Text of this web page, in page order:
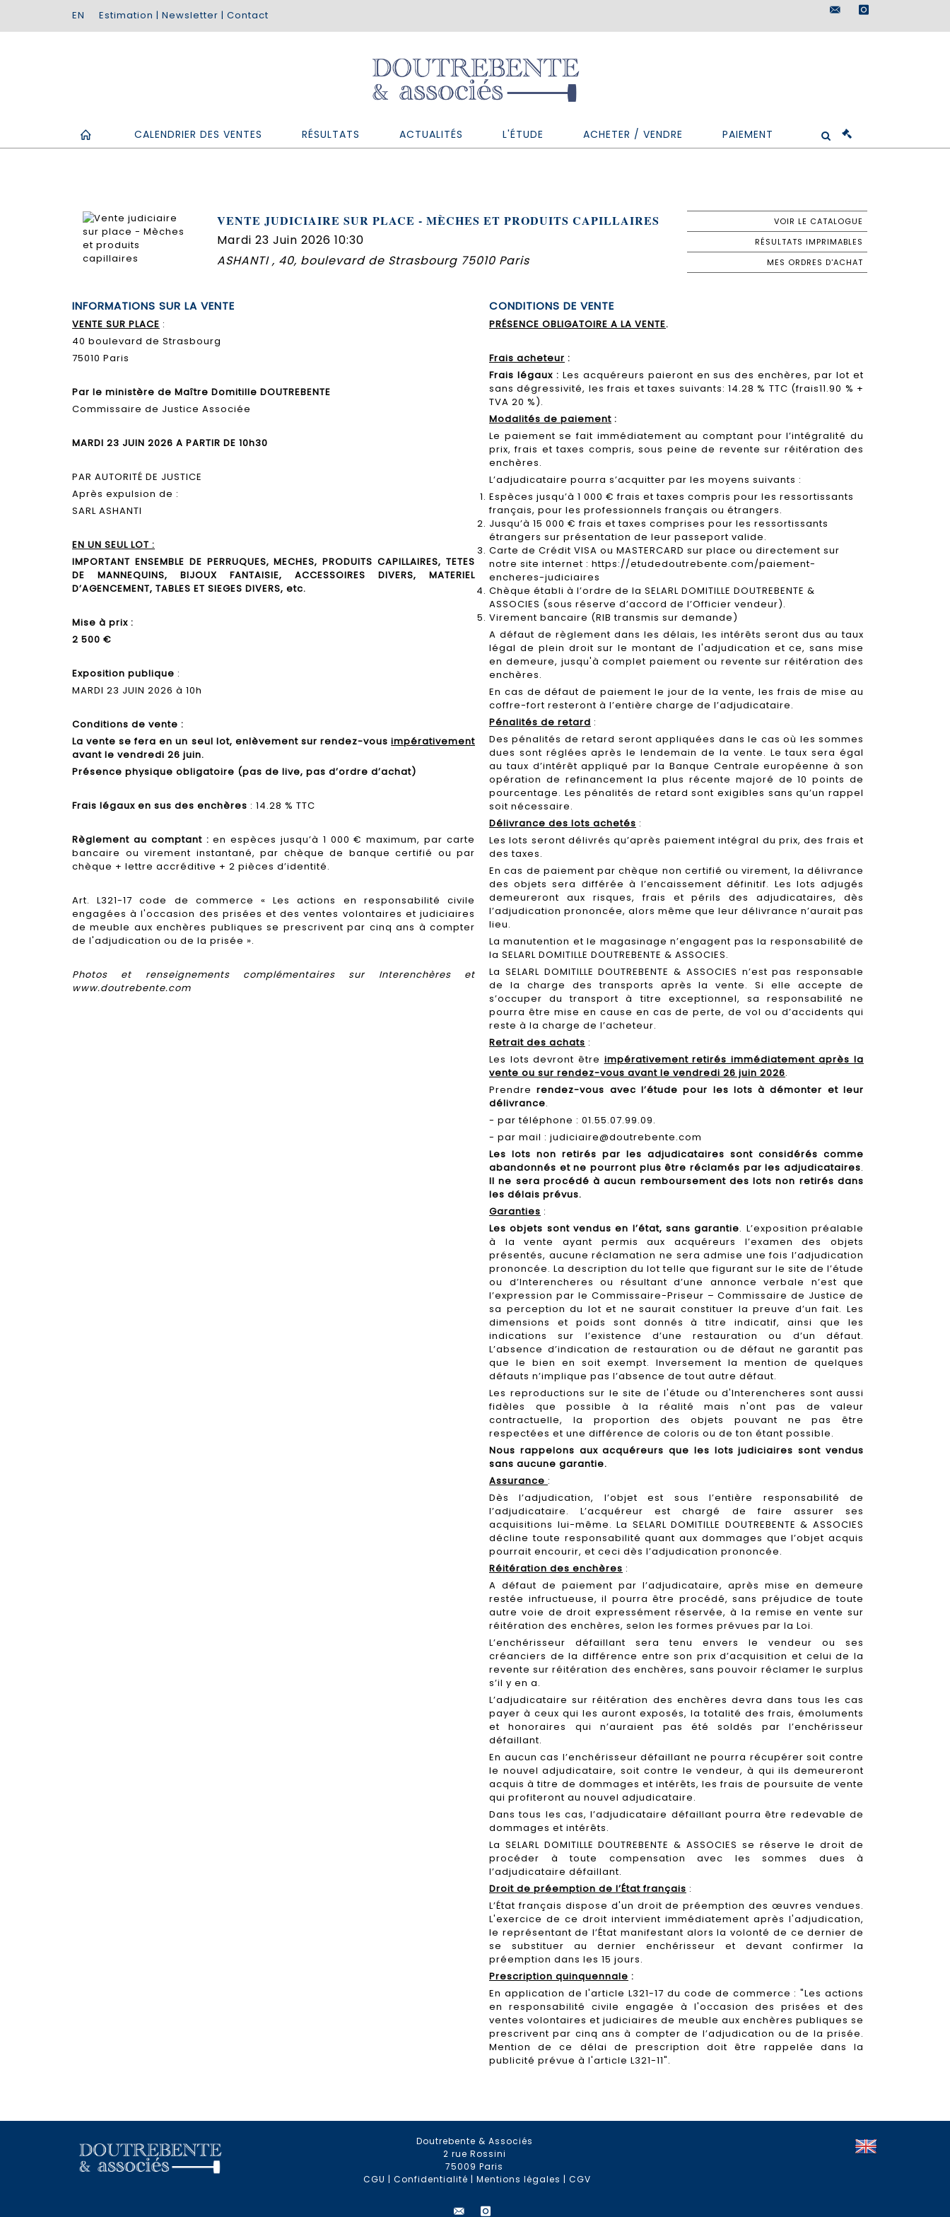
Estimation | Newsletter | Contact
instagram
CALENDRIER DES VENTES RÉSULTATS ACTUALITÉS L'ÉTUDE ACHETER / VENDRE PAIEMENT
VENTE JUDICIAIRE SUR PLACE - MÈCHES ET PRODUITS CAPILLAIRES
Mardi 23 Juin 2026 10:30
ASHANTI , 40, boulevard de Strasbourg 75010 Paris
VOIR LE CATALOGUE
RÉSULTATS IMPRIMABLES
MES ORDRES D'ACHAT
INFORMATIONS SUR LA VENTE
VENTE SUR PLACE :
40 boulevard de Strasbourg
75010 Paris
Par le ministère de Maître Domitille DOUTREBENTE
Commissaire de Justice Associée
MARDI 23 JUIN 2026 A PARTIR DE 10h30
PAR AUTORITÉ DE JUSTICE
Après expulsion de :
SARL ASHANTI
EN UN SEUL LOT :
IMPORTANT ENSEMBLE DE PERRUQUES, MECHES, PRODUITS CAPILLAIRES, TETES
DE MANNEQUINS, BIJOUX FANTAISIE, ACCESSOIRES DIVERS, MATERIEL
D’AGENCEMENT, TABLES ET SIEGES DIVERS, etc.
Mise à prix :
2 500 €
Exposition publique :
MARDI 23 JUIN 2026 à 10h
Conditions de vente :
La vente se fera en un seul lot, enlèvement sur rendez-vous impérativement
avant le vendredi 26 juin.
Présence physique obligatoire (pas de live, pas d’ordre d’achat)
Frais légaux en sus des enchères : 14.28 % TTC
Règlement au comptant : en espèces jusqu’à 1 000 € maximum, par carte
bancaire ou virement instantané, par chèque de banque certifié ou par
chèque + lettre accréditive + 2 pièces d’identité.
Art. L321-17 code de commerce « Les actions en responsabilité civile
engagées à l'occasion des prisées et des ventes volontaires et judiciaires
de meuble aux enchères publiques se prescrivent par cinq ans à compter
de l'adjudication ou de la prisée ».
Photos et renseignements complémentaires sur Interenchères et
www.doutrebente.com
CONDITIONS DE VENTE
PRÉSENCE OBLIGATOIRE A LA VENTE.
Frais acheteur :
Frais légaux : Les acquéreurs paieront en sus des enchères, par lot et
sans dégressivité, les frais et taxes suivants: 14.28 % TTC (frais11.90 % +
TVA 20 %).
Modalités de paiement :
Le paiement se fait immédiatement au comptant pour l’intégralité du
prix, frais et taxes compris, sous peine de revente sur réitération des
enchères.
L’adjudicataire pourra s’acquitter par les moyens suivants :
Espèces jusqu’à 1 000 € frais et taxes compris pour les ressortissants
français, pour les professionnels français ou étrangers.
Jusqu’à 15 000 € frais et taxes comprises pour les ressortissants
étrangers sur présentation de leur passeport valide.
Carte de Crédit VISA ou MASTERCARD sur place ou directement sur
notre site internet : https://etudedoutrebente.com/paiement-
encheres-judiciaires
Chèque établi à l’ordre de la SELARL DOMITILLE DOUTREBENTE &
ASSOCIES (sous réserve d’accord de l’Officier vendeur).
Virement bancaire (RIB transmis sur demande)
A défaut de règlement dans les délais, les intérêts seront dus au taux
légal de plein droit sur le montant de l'adjudication et ce, sans mise
en demeure, jusqu'à complet paiement ou revente sur réitération des
enchères.
En cas de défaut de paiement le jour de la vente, les frais de mise au
coffre-fort resteront à l’entière charge de l’adjudicataire.
Pénalités de retard :
Des pénalités de retard seront appliquées dans le cas où les sommes
dues sont réglées après le lendemain de la vente. Le taux sera égal
au taux d’intérêt appliqué par la Banque Centrale européenne à son
opération de refinancement la plus récente majoré de 10 points de
pourcentage. Les pénalités de retard sont exigibles sans qu’un rappel
soit nécessaire.
Délivrance des lots achetés :
Les lots seront délivrés qu’après paiement intégral du prix, des frais et
des taxes.
En cas de paiement par chèque non certifié ou virement, la délivrance
des objets sera différée à l’encaissement définitif. Les lots adjugés
demeureront aux risques, frais et périls des adjudicataires, dès
l’adjudication prononcée, alors même que leur délivrance n’aurait pas
lieu.
La manutention et le magasinage n’engagent pas la responsabilité de
la SELARL DOMITILLE DOUTREBENTE & ASSOCIES.
La SELARL DOMITILLE DOUTREBENTE & ASSOCIES n’est pas responsable
de la charge des transports après la vente. Si elle accepte de
s’occuper du transport à titre exceptionnel, sa responsabilité ne
pourra être mise en cause en cas de perte, de vol ou d’accidents qui
reste à la charge de l’acheteur.
Retrait des achats :
Les lots devront être impérativement retirés immédiatement après la
vente ou sur rendez-vous avant le vendredi 26 juin 2026.
Prendrerendez-vous avec l’étude pour les lots à démonter et leur
délivrance.
- par téléphone : 01.55.07.99.09.
- par mail : judiciaire@doutrebente.com
Les lots non retirés par les adjudicataires sont considérés comme
abandonnés et ne pourront plus être réclamés par les adjudicataires.
Il ne sera procédé à aucun remboursement des lots non retirés dans
les délais prévus.
Garanties :
Les objets sont vendus en l’état, sans garantie. L’exposition préalable
à la vente ayant permis aux acquéreurs l’examen des objets
présentés, aucune réclamation ne sera admise une fois l’adjudication
prononcée. La description du lot telle que figurant sur le site de l’étude
ou d’Interencheres ou résultant d’une annonce verbale n’est que
l’expression par le Commissaire-Priseur – Commissaire de Justice de
sa perception du lot et ne saurait constituer la preuve d’un fait. Les
dimensions et poids sont donnés à titre indicatif, ainsi que les
indications sur l’existence d’une restauration ou d’un défaut.
L’absence d’indication de restauration ou de défaut ne garantit pas
que le bien en soit exempt. Inversement la mention de quelques
défauts n’implique pas l’absence de tout autre défaut.
Les reproductions sur le site de l'étude ou d'Interencheres sont aussi
fidèles que possible à la réalité mais n'ont pas de valeur
contractuelle, la proportion des objets pouvant ne pas être
respectées et une différence de coloris ou de ton étant possible.
Nous rappelons aux acquéreurs que les lots judiciaires sont vendus
sans aucune garantie.
Assurance :
Dès l’adjudication, l’objet est sous l’entière responsabilité de
l’adjudicataire. L’acquéreur est chargé de faire assurer ses
acquisitions lui-même. La SELARL DOMITILLE DOUTREBENTE & ASSOCIES
décline toute responsabilité quant aux dommages que l’objet acquis
pourrait encourir, et ceci dès l’adjudication prononcée.
Réitération des enchères :
A défaut de paiement par l’adjudicataire, après mise en demeure
restée infructueuse, il pourra être procédé, sans préjudice de toute
autre voie de droit expressément réservée, à la remise en vente sur
réitération des enchères, selon les formes prévues par la Loi.
L’enchérisseur défaillant sera tenu envers le vendeur ou ses
créanciers de la différence entre son prix d’acquisition et celui de la
revente sur réitération des enchères, sans pouvoir réclamer le surplus
s’il y en a.
L’adjudicataire sur réitération des enchères devra dans tous les cas
payer à ceux qui les auront exposés, la totalité des frais, émoluments
et honoraires qui n’auraient pas été soldés par l’enchérisseur
défaillant.
En aucun cas l’enchérisseur défaillant ne pourra récupérer soit contre
le nouvel adjudicataire, soit contre le vendeur, à qui ils demeureront
acquis à titre de dommages et intérêts, les frais de poursuite de vente
qui profiteront au nouvel adjudicataire.
Dans tous les cas, l’adjudicataire défaillant pourra être redevable de
dommages et intérêts.
La SELARL DOMITILLE DOUTREBENTE & ASSOCIES se réserve le droit de
procéder à toute compensation avec les sommes dues à
l’adjudicataire défaillant.
Droit de préemption de l’État français :
L’État français dispose d'un droit de préemption des œuvres vendues.
L'exercice de ce droit intervient immédiatement après l'adjudication,
le représentant de l’État manifestant alors la volonté de ce dernier de
se substituer au dernier enchérisseur et devant confirmer la
préemption dans les 15 jours.
Prescription quinquennale :
En application de l'article L321-17 du code de commerce : "Les actions
en responsabilité civile engagée à l'occasion des prisées et des
ventes volontaires et judiciaires de meuble aux enchères publiques se
prescrivent par cinq ans à compter de l’adjudication ou de la prisée.
Mention de ce délai de prescription doit être rappelée dans la
publicité prévue à l'article L321-11".
Doutrebente & Associés
2 rue Rossini
75009 Paris
CGU |Confidentialité |Mentions légales |CGV